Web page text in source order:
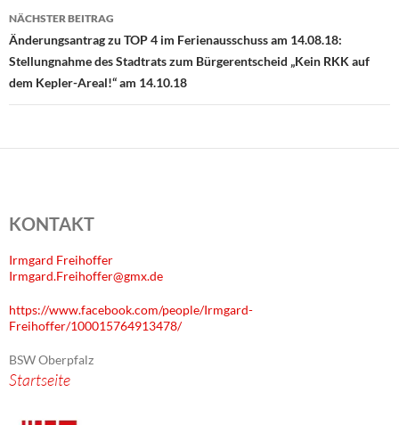
NÄCHSTER BEITRAG
Änderungsantrag zu TOP 4 im Ferienausschuss am 14.08.18:
Stellungnahme des Stadtrats zum Bürgerentscheid „Kein RKK auf
dem Kepler-Areal!“ am 14.10.18
KONTAKT
Irmgard Freihoffer
Irmgard.Freihoffer@gmx.de
https://www.facebook.com/people/Irmgard-
Freihoffer/100015764913478/
BSW Oberpfalz
Startseite